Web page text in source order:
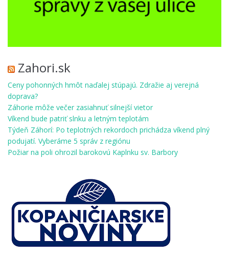
Zahori.sk
Ceny pohonných hmôt naďalej stúpajú. Zdražie aj verejná
doprava?
Záhorie môže večer zasiahnuť silnejší vietor
Víkend bude patriť slnku a letným teplotám
Týdeň Záhorí: Po teplotných rekordoch prichádza víkend plný
podujatí. Vyberáme 5 správ z regiónu
Požiar na poli ohrozil barokovú Kaplnku sv. Barbory